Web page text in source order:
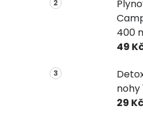
400
49
nohy
29 Kč